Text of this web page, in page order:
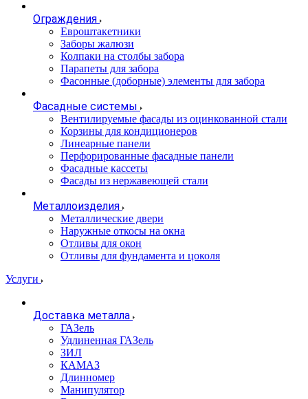
Ограждения
Евроштакетники
Заборы жалюзи
Колпаки на столбы забора
Парапеты для забора
Фасонные (доборные) элементы для забора
Фасадные системы
Вентилируемые фасады из оцинкованной стали
Корзины для кондиционеров
Линеарные панели
Перфорированные фасадные панели
Фасадные кассеты
Фасады из нержавеющей стали
Металлоизделия
Металлические двери
Наружные откосы на окна
Отливы для окон
Отливы для фундамента и цоколя
Услуги
Доставка металла
ГАЗель
Удлиненная ГАЗель
ЗИЛ
КАМАЗ
Длинномер
Манипулятор